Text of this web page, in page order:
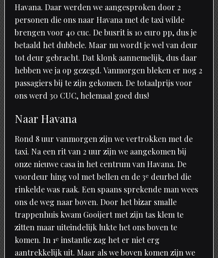
Havana. Daar werden we aangesproken door 2
personen die ons naar Havana met de taxi wilde
brengen voor 40 cuc. De busrit is 10 euro pp, dus je
betaald het dubbele. Maar nu wordt je wel van deur
tot deur gebracht. Dat klonk aannemelijk, dus daar
hebben we ja op gezegd. Vanmorgen bleken er nog 2
passagiers bij te zijn gekomen. De totaalprijs voor
ons werd 30 CUC, helemaal goed dus!
Naar Havana
Rond 8 uur vanmorgen zijn we vertrokken met de
taxi. Na een rit van 2 uur zijn we aangekomen bij
onze nieuwe casa in het centrum van Havana. De
voordeur hing vol met bellen en de 3e deurbel die
rinkelde was raak. Een spaans sprekende man wees
ons de weg naar boven. Door het bizar smalle
trappenhuis kwam Gooijert met zijn tas klem te
zitten maar uiteindelijk lukte het ons boven te
komen. In 1e instantie zag het er niet erg
aantrekkelijk uit. Maar als we boven komen zijn we